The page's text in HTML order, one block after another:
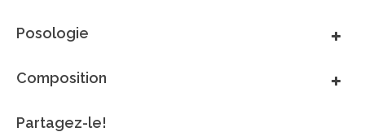
Posologie
Composition
Partagez-le!